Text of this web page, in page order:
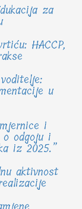
za
HACCP,
u
i
o odgoju i
iz 2025.”
aktivnost